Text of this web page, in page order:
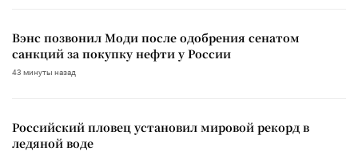
Вэнс позвонил Моди после одобрения сенатом
санкций за покупку нефти у России
43 минуты назад
Российский пловец установил мировой рекорд в
ледяной воде